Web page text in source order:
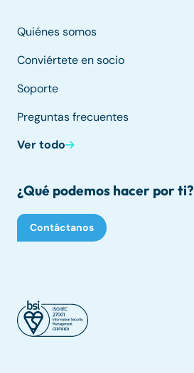
Quiénes somos
Conviértete en socio
Soporte
Preguntas frecuentes
Ver todo
¿Qué podemos hacer por ti?
Contáctanos